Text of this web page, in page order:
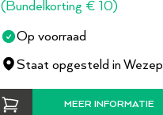
(Bundelkorting €10)
Op voorraad
Staat opgesteld in Wezep
MEER INFORMATIE